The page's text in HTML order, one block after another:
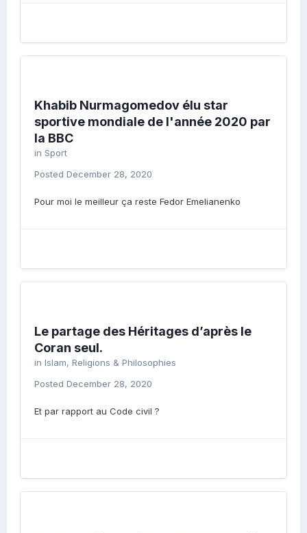
Khabib Nurmagomedov élu star
sportive mondiale de l'année 2020 par
la BBC
in Sport
Posted December 28, 2020
Pour moi le meilleur ça reste Fedor Emelianenko
Le partage des Héritages d’après le
Coran seul.
in Islam, Religions & Philosophies
Posted December 28, 2020
Et par rapport au Code civil ?